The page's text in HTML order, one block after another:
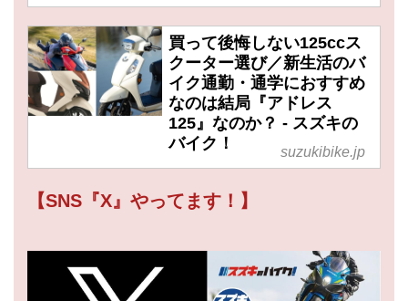
買って後悔しない125ccス
クーター選び／新生活のバ
イク通勤・通学におすすめ
なのは結局『アドレス
125』なのか？ - スズキの
バイク！
suzukibike.jp
【SNS『X』やってます！】